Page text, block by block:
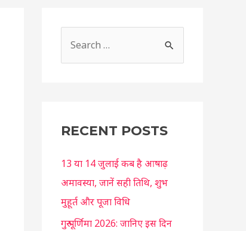
e
c
f
o
r
:
RECENT POSTS
13 या 14 जुलाई कब है आषाढ़
अमावस्या, जानें सही तिथि, शुभ
मुहूर्त और पूजा विधि
गुरु पूर्णिमा 2026: जानिए इस दिन